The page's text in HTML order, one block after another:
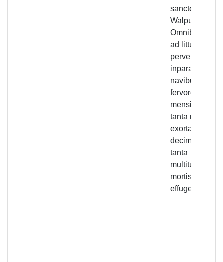
sancte
Walpurgis.
Omnibus
ad littus maris
inparatis
navibus,
fervorem
mensis
tanta
exorta est, ut
decimus de
tanta
multitudine
mortis
effugeret.